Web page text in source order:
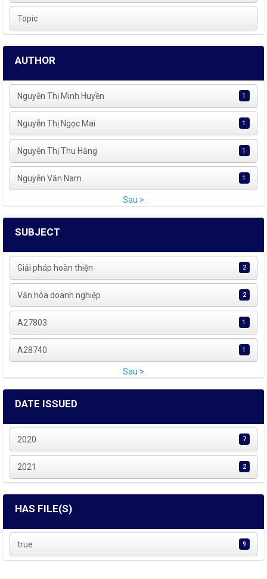
Topic
AUTHOR
Nguyễn Thị Minh Huyền 1
Nguyễn Thị Ngọc Mai 1
Nguyễn Thị Thu Hằng 1
Nguyễn Văn Nam 1
Sau >
SUBJECT
Giải pháp hoàn thiện 2
Văn hóa doanh nghiệp 2
A27803 1
A28740 1
Sau >
DATE ISSUED
2020 7
2021 2
HAS FILE(S)
true 9